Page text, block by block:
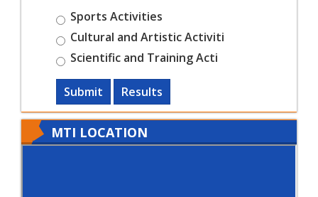
Sports Activities
Cultural and Artistic Activiti
Scientific and Training Acti
Submit Results
MTI LOCATION